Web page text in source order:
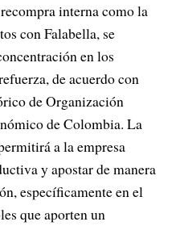
interna como la
con Falabella, se
en los
de acuerdo con
de Organización
de Colombia. La
a la empresa
y apostar de manera
específicamente en el
que aporten un